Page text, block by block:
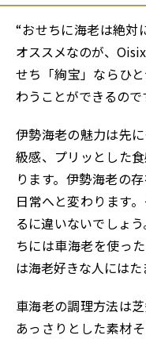
“おせちに海老は絶対
オススメなのが、
せち「絢宝」ならひ
わうことができるので
伊勢海老の魅力は先
級感、プリッとした
ります。伊勢海老の
日常へと変わります
るに違いないでしょ
ちには車海老を使っ
は海老好きな人には
車海老の調理方法は
あっさりとした素材